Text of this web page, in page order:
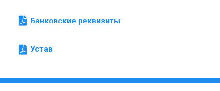
Банковские реквизиты
Устав